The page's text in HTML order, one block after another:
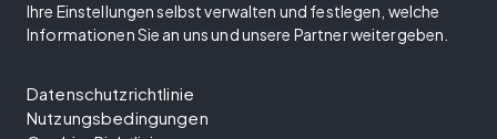
Ihre Einstellungen selbst verwalten und festlegen, welche
Informationen Sie an uns und unsere Partner weitergeben.
Datenschutzrichtlinie
Nutzungsbedingungen